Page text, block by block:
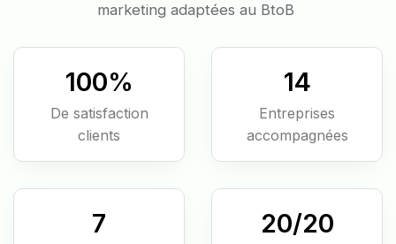
marketing adaptées au BtoB
100%
De satisfaction
clients
14
Entreprises
accompagnées
7 20/20